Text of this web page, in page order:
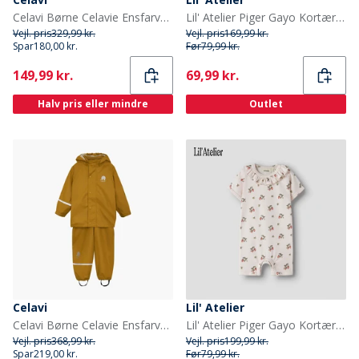
Celavi Børne Celavie Ensfarvet Basis Termosæt Cerulean
Vejl. pris329,99 kr.
Spar180,00 kr.
Current
149,99 kr.
Halv pris eller mindre
Lil' Atelier Piger Gayo Kortærmet Bodystocking Morganite
Vejl. pris169,99 kr.
Før79,99 kr.
Current
69,99 kr.
Outlet
Celavi
Celavi Børne Celavie Ensfarvet PU Basis Regntøjs Sæt Buckthorn Brown
Vejl. pris368,99 kr.
Spar219,00 kr.
Lil' Atelier
Lil' Atelier Piger Gayo Kortærmet Soldragt Morganite
Vejl. pris199,99 kr.
Før79,99 kr.